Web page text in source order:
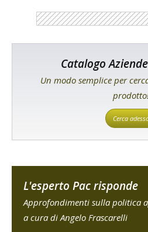
Catalogo
Un modo semplice per
Cerca
L'esperto Pac risponde
Approfondimenti sulla politica
a cura di Angelo Frascarelli